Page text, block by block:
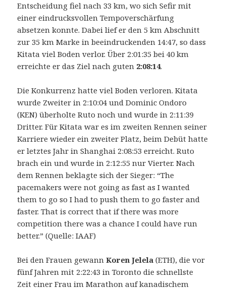
Entscheidung fiel nach 33 km, wo sich Sefir mit
einer eindrucksvollen Tempoverschärfung
absetzen konnte. Dabei lief er den 5 km Abschnitt
zur 35 km Marke in beeindruckenden 14:47, so dass
Kitata viel Boden verlor. Über 2:01:35 bei 40 km
erreichte er das Ziel nach guten 2:08:14.
Die Konkurrenz hatte viel Boden verloren. Kitata
wurde Zweiter in 2:10:04 und Dominic Ondoro
(KEN) überholte Ruto noch und wurde in 2:11:39
Dritter. Für Kitata war es im zweiten Rennen seiner
Karriere wieder ein zweiter Platz, beim Debüt hatte
er letztes Jahr in Shanghai 2:08:53 erreicht. Ruto
brach ein und wurde in 2:12:55 nur Vierter. Nach
dem Rennen beklagte sich der Sieger: “The
pacemakers were not going as fast as I wanted
them to go so I had to push them to go faster and
faster. That is correct that if there was more
competition there was a chance I could have run
better.” (Quelle: IAAF)
Bei den Frauen gewannKoren Jelela (ETH), die vor
fünf Jahren mit 2:22:43 in Toronto die schnellste
Zeit einer Frau im Marathon auf kanadischem